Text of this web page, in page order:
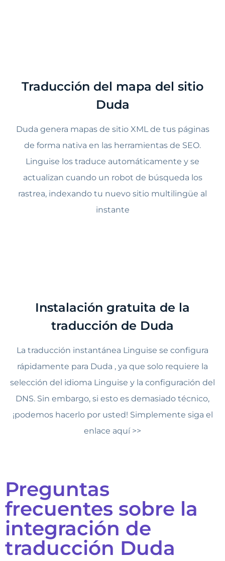
Traducción del mapa del sitio
Duda
Duda genera mapas de sitio XML de tus páginas
de forma nativa en las herramientas de SEO.
Linguise los traduce automáticamente y se
actualizan cuando un robot de búsqueda los
rastrea, indexando tu nuevo sitio multilingüe al
instante
Instalación gratuita de la
traducción de Duda
La traducción instantánea Linguise se configura
rápidamente para Duda , ya que solo requiere la
selección del idioma Linguise y la configuración del
DNS. Sin embargo, si esto es demasiado técnico,
¡podemos hacerlo por usted! Simplemente siga el
enlace aquí >>
Preguntas
frecuentes sobre la
integración de
traducción Duda